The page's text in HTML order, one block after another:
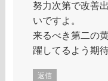
努力次第で改善
いですよ。
来るべき第二の
躍してるよう期
返信